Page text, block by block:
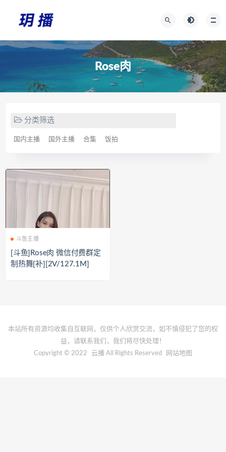
Rose肉
分类筛选
国内主播 国外主播 合集 饭拍
斗鱼主播
[斗鱼]Rose肉 微信付费群定
制热舞[补][2V/127.1M]
本站所有资源均收集自互联网，仅供个人欣赏交流，如不慎侵犯了您的权
益，请联系我们，我们将尽快处理！
Copyright © 2022
云播 All Rights Reserved 网站地图